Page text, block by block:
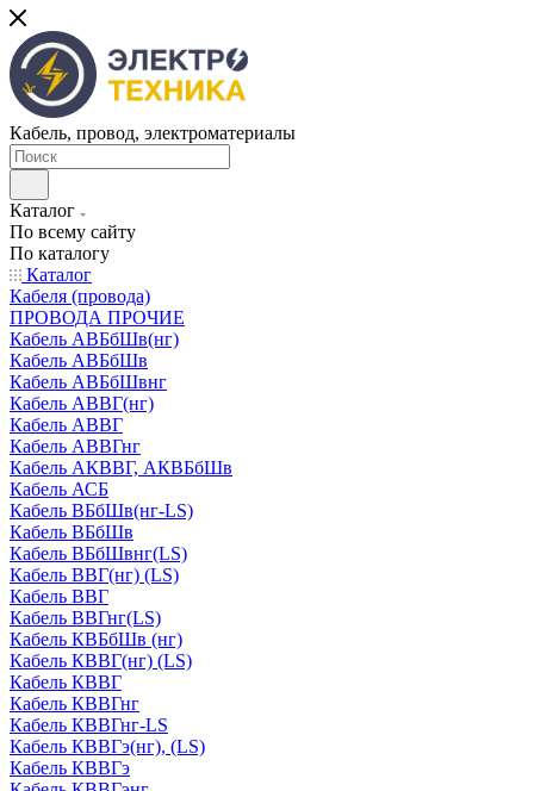
Кабель, провод, электроматериалы
Каталог
По всему сайту
По каталогу
Каталог
Кабеля (провода)
ПРОВОДА ПРОЧИЕ
Кабель АВБбШв(нг)
Кабель АВБбШв
Кабель АВБбШвнг
Кабель АВВГ(нг)
Кабель АВВГ
Кабель АВВГнг
Кабель АКВВГ, АКВБбШв
Кабель АСБ
Кабель ВБбШв(нг-LS)
Кабель ВБбШв
Кабель ВБбШвнг(LS)
Кабель ВВГ(нг) (LS)
Кабель ВВГ
Кабель ВВГнг(LS)
Кабель КВБбШв (нг)
Кабель КВВГ(нг) (LS)
Кабель КВВГ
Кабель КВВГнг
Кабель КВВГнг-LS
Кабель КВВГэ(нг), (LS)
Кабель КВВГэ